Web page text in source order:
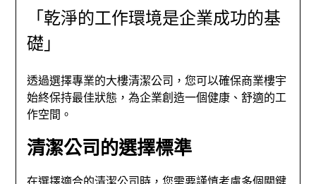
「乾淨的工作環境是企業成功的基
礎」
透過選擇專業的大樓清潔公司，您可以確保商業樓宇
始終保持最佳狀態，為企業創造一個健康、舒適的工
作空間。
清潔公司的選擇標準
在選擇適合的清潔公司時，您需要謹慎考慮多個關鍵